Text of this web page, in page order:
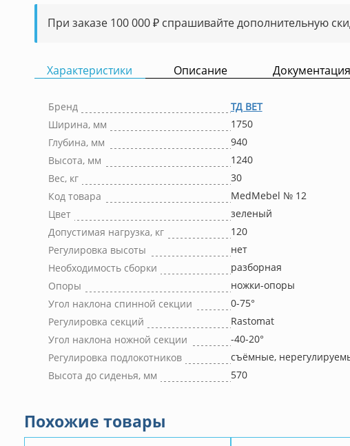
При заказе 100 000 ₽ спрашивайте дополнительную
Характеристики Описание Документация
Бренд
ТД ВЕТ
Ширина, мм
1750
Глубина, мм
940
Высота, мм
1240
Вес, кг
30
Код товара
MedMebel № 12
Цвет
зеленый
Допустимая нагрузка, кг
120
Регулировка высоты
нет
Необходимость сборки
разборная
Опоры
ножки-опоры
Угол наклона спинной секции
0-75°
Регулировка секций
Rastomat
Угол наклона ножной секции
-40-20°
Регулировка подлокотников
съёмные,
Высота до сиденья, мм
570
Похожие товары